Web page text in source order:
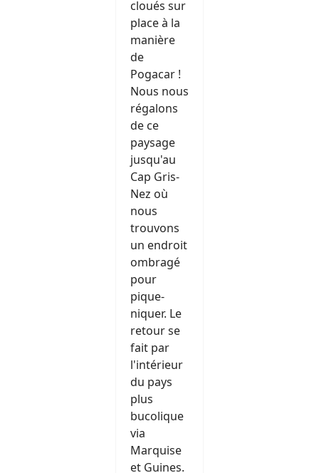
cloués sur
place à la
manière
de
Pogacar !
Nous nous
régalons
de ce
paysage
jusqu'au
Cap Gris-
Nez où
nous
trouvons
un endroit
ombragé
pour
pique-
niquer. Le
retour se
fait par
l'intérieur
du pays
plus
bucolique
via
Marquise
et Guines.